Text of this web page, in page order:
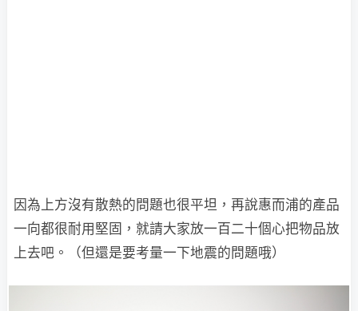
因為上方沒有散熱的問題也很平坦，再說惠而浦的產品
一向都很耐用堅固，就請大家放一百二十個心把物品放
上去吧。（但還是要考量一下地震的問題哦）